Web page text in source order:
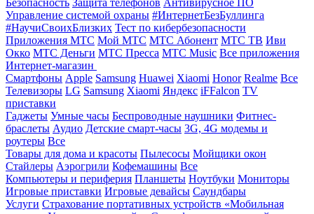
Безопасность Защита телефонов Антивирусное ПО
Управление системой охраны #ИнтернетБезБуллинга
#НаучиСвоихБлизких Тест по кибербезопасности
Приложения МТС Мой МТС МТС Абонент МТС ТВ Иви
Окко МТС Деньги МТС Пресса МТС Music Все приложения
Интернет-магазин
Смартфоны Apple Samsung Huawei Xiaomi Honor Realme Все
Телевизоры LG Samsung Xiaomi Яндекс iFFalcon TV
приставки
Гаджеты Умные часы Беспроводные наушники Фитнес-
браслеты Аудио Детские смарт-часы 3G, 4G модемы и
роутеры Все
Товары для дома и красоты Пылесосы Мойщики окон
Стайлеры Аэрогрили Кофемашины Все
Компьютеры и периферия Планшеты Ноутбуки Мониторы
Игровые приставки Игровые девайсы Саундбары
Услуги Страхование портативных устройств «Мобильная